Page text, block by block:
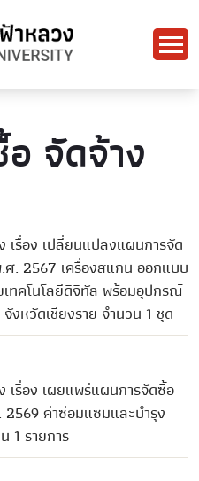
จัดจ้าง
เรื่อง เปลี่ยนแปลงแผนการจัด
. 2567 เครื่องสแกน ออกแบบ
ทคโนโลยีดิจิทัล พร้อมอุปกรณ์
งหวัดเชียงราย จำนวน 1 ชุด
เรื่อง เผยแพร่แผนการจัดซื้อ
ค่าซ่อมแซมและบำรุง
1 รายการ